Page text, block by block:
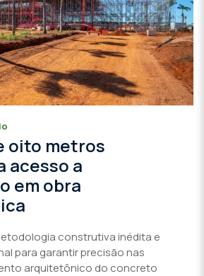
oito metros
acesso a
em obra
construtiva inédita e
para garantir precisão nas
arquitetônico do concreto